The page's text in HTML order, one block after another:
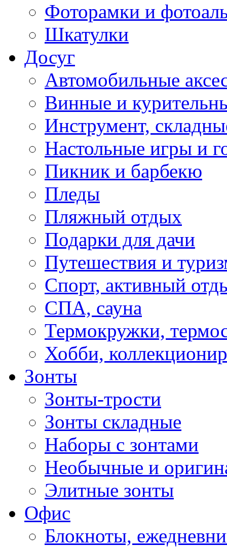
Фоторамки и
Шкатулки
Досуг
Автомобильные
Винные и
Инструмент,
Настольные игры и
Пикник и барбекю
Пледы
Пляжный отдых
Подарки для дачи
Путешествия и
Спорт, активный
СПА, сауна
Термокружки,
Хобби,
Зонты
Зонты-трости
Зонты складные
Наборы с зонтами
Необычные и
Элитные зонты
Офис
Блокноты,